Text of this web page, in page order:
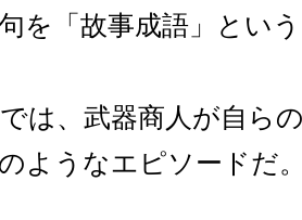
を「故事成語」とい
は、武器商人が自ら
ようなエピソードだ